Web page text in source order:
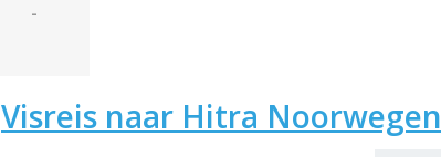
-
Visreis naar Hitra Noorwegen